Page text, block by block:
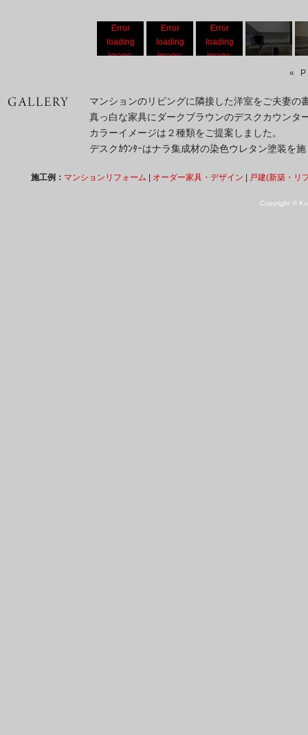
Error
loading
image:
content/uploads/2014/06/tnk03-
666x550.jpg
Error
loading
image:
content/uploads/2014/06/tnk04-
637x550.jpg
Error
loading
image:
content/uploads/2014/06/
800x550.jpg
«
マンションのリビングに隣接した洋室をご夫妻の
真っ白な家具にダークブラウンのデスクカウンタ
カラーイメージは２種類をご提案しました。
デスクｶｳﾝﾀｰはナラ集成材の染色ウレタン塗装を
施工例： マンションリフォーム オーダー家具・デザイン 戸建(新築・リ
Copyright ©